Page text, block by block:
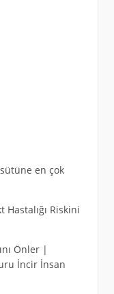
en çok
Riskini
Önler |
İncir İnsan